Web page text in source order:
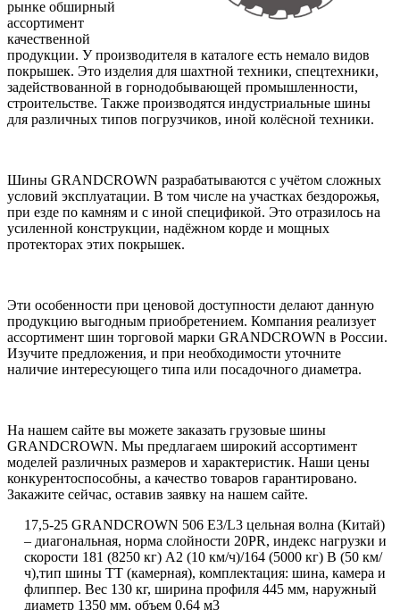
рынке обширный
ассортимент
качественной
продукции. У производителя в каталоге есть немало видов
покрышек. Это изделия для шахтной техники, спецтехники,
задействованной в горнодобывающей промышленности,
строительстве. Также производятся индустриальные шины
для различных типов погрузчиков, иной колёсной техники.
Шины GRANDCROWN разрабатываются с учётом сложных
условий эксплуатации. В том числе на участках бездорожья,
при езде по камням и с иной спецификой. Это отразилось на
усиленной конструкции, надёжном корде и мощных
протекторах этих покрышек.
Эти особенности при ценовой доступности делают данную
продукцию выгодным приобретением. Компания реализует
ассортимент шин торговой марки GRANDCROWN в России.
Изучите предложения, и при необходимости уточните
наличие интересующего типа или посадочного диаметра.
На нашем сайте вы можете заказать грузовые шины
GRANDCROWN. Мы предлагаем широкий ассортимент
моделей различных размеров и характеристик. Наши цены
конкурентоспособны, а качество товаров гарантировано.
Закажите сейчас, оставив заявку на нашем сайте.
17,5-25 GRANDCROWN 506 E3/L3 цельная волна (Китай)
– диагональная, норма слойности 20PR, индекс нагрузки и
скорости 181 (8250 кг) А2 (10 км/ч)/164 (5000 кг) В (50 км/
ч),тип шины ТТ (камерная), комплектация: шина, камера и
флиппер. Вес 130 кг, ширина профиля 445 мм, наружный
диаметр 1350 мм, объем 0,64 м3